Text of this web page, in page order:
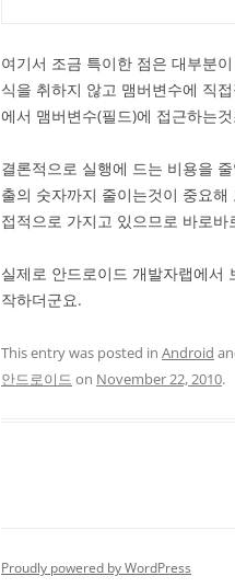
여기서 조금 특이한 점은 대부분
식을 취하지 않고 맴버변수에 직
에서 맴버변수(필드)에 접근하는
결론적으로 실행에 드는 비용을
출의 숫자까지 줄이는것이 중요
접적으로 가지고 있으므로 바로
실제로 안드로이드 개발자랩에서
작하더군요.
This entry was posted in Android
안드로이드 on November 22, 2010.
Proudly powered by WordPress